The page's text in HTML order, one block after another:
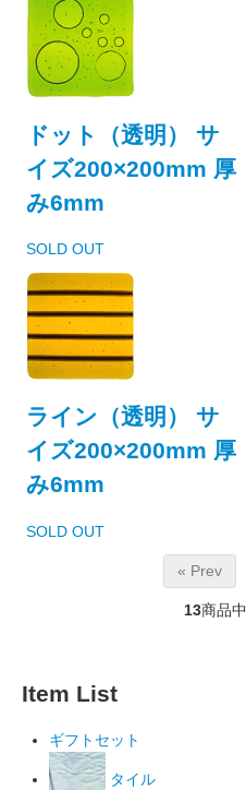
ドット（透明） サ
イズ200×200mm 厚
み6mm
SOLD OUT
ライン（透明） サ
イズ200×200mm 厚
み6mm
SOLD OUT
« Prev
13商品中
Item List
ギフトセット
タイル